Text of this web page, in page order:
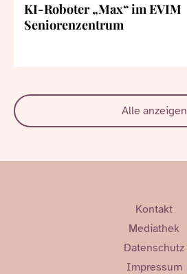
KI-Roboter „Max“ im EVIM
Seniorenzentrum
Alle anzeigen
Kontakt
Mediathek
Datenschutz
Impressum